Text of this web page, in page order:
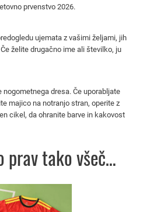
prvenstvo 2026.
ujemata z vašimi željami, jih
želite drugačno ime ali številko, ju
nogometnega dresa. Če uporabljate
majico na notranjo stran, operite z
cikel, da ohranite barve in kakovost
prav tako všeč…